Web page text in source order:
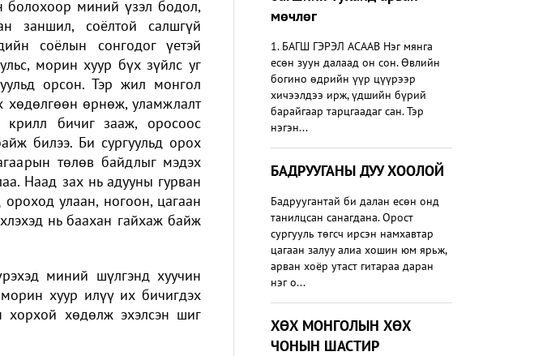
болохоор миний үзэл бодол,
заншил, соёлтой салшгүй
соёлын сонгодог үетэй
морин хуур бүх зүйлс уг
орсон. Тэр жил монгол
хөдөлгөөн өрнөж, уламжлалт
крилл бичиг зааж, оросоос
билээ. Би сургуульд орох
төлөв байдлыг мэдэх
Наад зах нь адууны гурван
ороход улаан, ногоон, цагаан
нь баахан гайхаж байж
миний шүлгэнд хуучин
хуур илүү их бичигдэх
хорхой хөдөлж эхэлсэн шиг
мөчлөг
1. БАГШ ГЭРЭЛ АСААВ Нэг мянга
есөн зуун далаад он сон. Өвлийн
богино өдрийн үүр цүүрээр
хичээлдээ ирж, үдшийн бүрий
барайгаар тарцгаадаг сан. Тэр
нэгэн...
БАДРУУГАНЫ ДУУ ХООЛОЙ
Бадруугантай би далан есөн онд
танилцсан санагдана. Орост
сургууль төгсч ирсэн намхавтар
цагаан залуу алиа хошин юм ярьж,
арван хоёр утаст гитараа даран
нэг о...
ХӨХ МОНГОЛЫН ХӨХ
ЧОНЫН ШАСТИР